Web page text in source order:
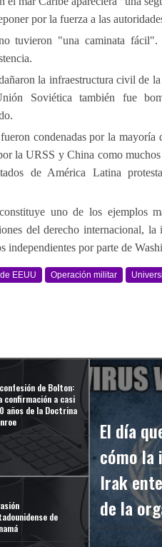
por la fuerza a las
tuvieron "una caminata
la infraestructura civil de
Soviética también fue
condenadas por la mayoría
la URSS y China como
de América Latina
uno de los ejemplos
del derecho internacional, la
por parte de
EEUU Operación militar
de Bolton:
confirmación a casi
años de la Doctrina
de
El día
cómo la
Irak
de la